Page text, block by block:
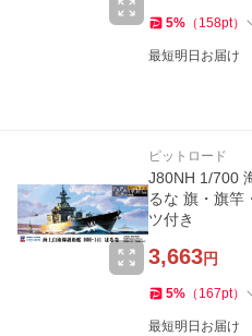
5% （ 158pt）
最短明日お届け
ピットロード
J80NH 1/700
るな 旗・旗竿
ツ付き
3,663円
5% （ 167pt）
最短明日お届け